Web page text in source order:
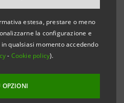
estesa, prestare o meno
la configurazione e
qualsiasi momento accedendo
- Cookie policy).
OPZIONI